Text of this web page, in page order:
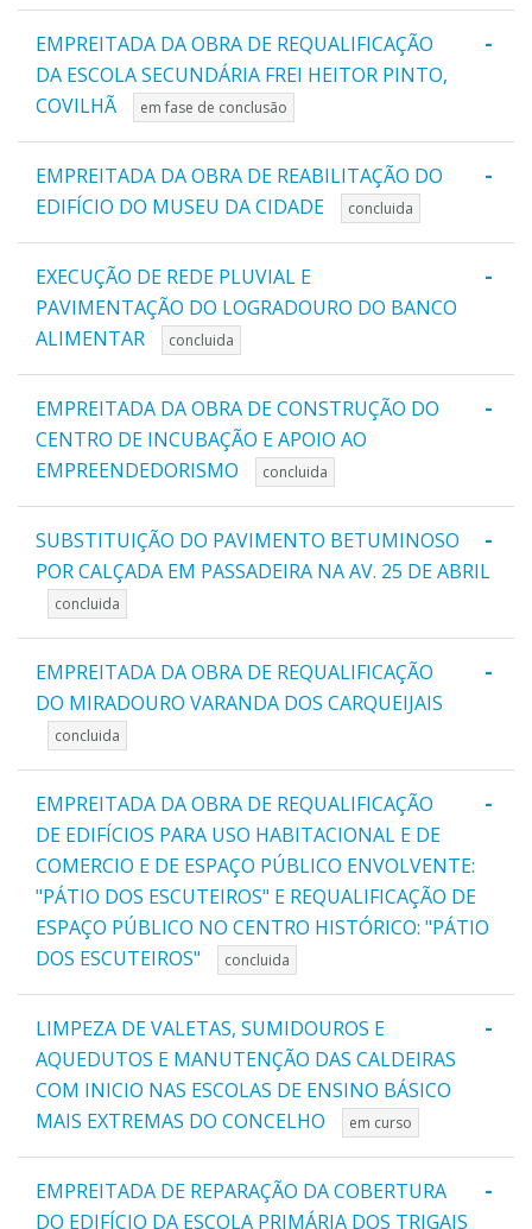
-
EMPREITADA DA OBRA DE REQUALIFICAÇÃO
DA ESCOLA SECUNDÁRIA FREI HEITOR PINTO,
COVILHÃ
em fase de conclusão
-
EMPREITADA DA OBRA DE REABILITAÇÃO DO
EDIFÍCIO DO MUSEU DA CIDADE
concluida
-
EXECUÇÃO DE REDE PLUVIAL E
PAVIMENTAÇÃO DO LOGRADOURO DO BANCO
ALIMENTAR
concluida
-
EMPREITADA DA OBRA DE CONSTRUÇÃO DO
CENTRO DE INCUBAÇÃO E APOIO AO
EMPREENDEDORISMO
concluida
-
SUBSTITUIÇÃO DO PAVIMENTO BETUMINOSO
POR CALÇADA EM PASSADEIRA NA AV. 25 DE ABRIL
concluida
-
EMPREITADA DA OBRA DE REQUALIFICAÇÃO
DO MIRADOURO VARANDA DOS CARQUEIJAIS
concluida
-
EMPREITADA DA OBRA DE REQUALIFICAÇÃO
DE EDIFÍCIOS PARA USO HABITACIONAL E DE
COMERCIO E DE ESPAÇO PÚBLICO ENVOLVENTE:
"PÁTIO DOS ESCUTEIROS" E REQUALIFICAÇÃO DE
ESPAÇO PÚBLICO NO CENTRO HISTÓRICO: "PÁTIO
DOS ESCUTEIROS"
concluida
-
LIMPEZA DE VALETAS, SUMIDOUROS E
AQUEDUTOS E MANUTENÇÃO DAS CALDEIRAS
COM INICIO NAS ESCOLAS DE ENSINO BÁSICO
MAIS EXTREMAS DO CONCELHO
em curso
-
EMPREITADA DE REPARAÇÃO DA COBERTURA
DO EDIFÍCIO DA ESCOLA PRIMÁRIA DOS TRIGAIS